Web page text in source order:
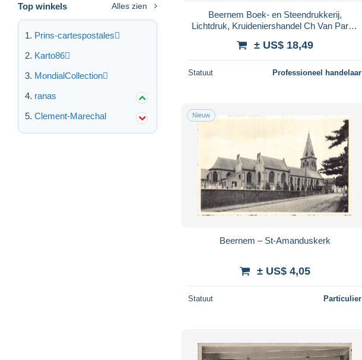
Top winkels Alles zien
Prins-cartespostales
Karto86
MondialCollection
ranas
Clement-Marechal
Beernem Boek- en Steendrukkerij,
Lichtdruk, Kruideniershandel Ch Van Parys
± US$ 18,49
Statuut Professioneel handelaar
Nieuw
Beernem – St-Amanduskerk
± US$ 4,05
Statuut Particulier